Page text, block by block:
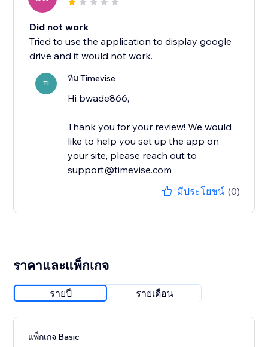
Did not work
Tried to use the application to display google
drive and it would not work.
TI ทีม Timevise
Hi bwade866,
Thank you for your review! We would
like to help you set up the app on
your site, please reach out to
support@timevise.com
มีประโยชน์ (0)
ราคาและแพ็กเกจ
รายปี รายเดือน
แพ็กเกจ Basic